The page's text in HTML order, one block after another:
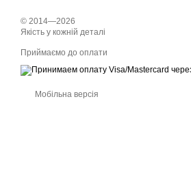
© 2014—2026
Якість у кожній деталі
Приймаємо до оплати
Мобільна версія